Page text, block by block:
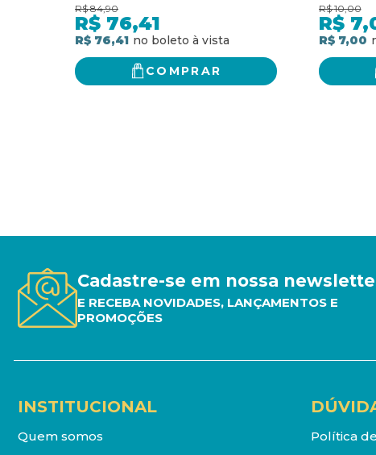
R$ 84,90
R$ 76,41
R$ 76,41
COMPRAR
1972 -
R$ 10,00
R$
R$ 7,00
Cadastre-se em nossa
E RECEBA NOVIDADES, LANÇAMENTOS E
PROMOÇÕES
INSTITUCIONAL
Quem somos
Política